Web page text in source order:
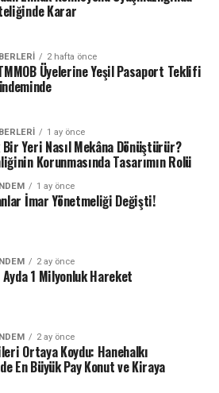
küçük ailesini barındırmak için
bunu beğenmedi ve
kısa bir süre sonra onların
Konaklama şartlarının uygun
Kızları 29 Temmuz’da üç
bilmiyoruz,” diyor,
oturmuş durumda. Bu
hem de sübvansiyonlu konut
da mahrum bıraktığını
ve bu bizi konut talepleri
diye şikayet ediyor.
İNSANLAR
KALIFORNIYE
Karar
2 hafta önce
Üyelerine Yeşil Pasaport Teklifi
1 ay önce
Yeri Nasıl Mekâna Dönüştürür?
Korunmasında Tasarımın Rolü
1 ay önce
İmar Yönetmeliği Değişti!
2 ay önce
Ayda 1 Milyonluk Hareket
2 ay önce
Ortaya Koydu: Hanehalkı
En Büyük Pay Konut ve Kiraya